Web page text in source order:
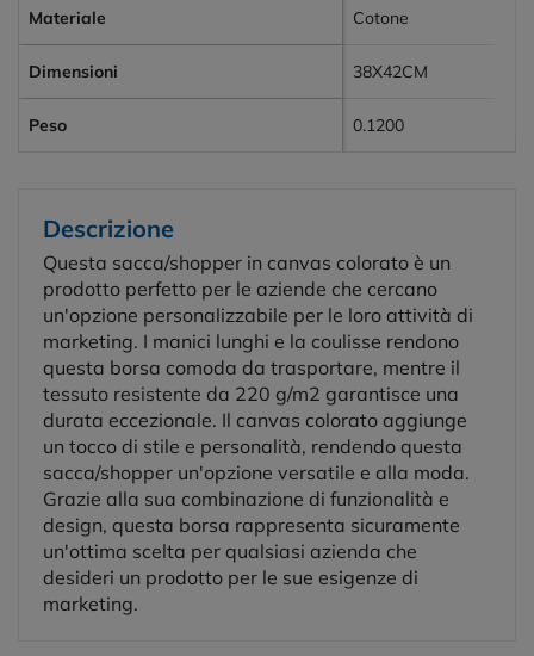
Materiale Cotone
Dimensioni 38X42CM
Peso 0.1200
Descrizione
Questa sacca/shopper in canvas colorato è un
prodotto perfetto per le aziende che cercano
un'opzione personalizzabile per le loro attività di
marketing. I manici lunghi e la coulisse rendono
questa borsa comoda da trasportare, mentre il
tessuto resistente da 220 g/m2 garantisce una
durata eccezionale. Il canvas colorato aggiunge
un tocco di stile e personalità, rendendo questa
sacca/shopper un'opzione versatile e alla moda.
Grazie alla sua combinazione di funzionalità e
design, questa borsa rappresenta sicuramente
un'ottima scelta per qualsiasi azienda che
desideri un prodotto per le sue esigenze di
marketing.